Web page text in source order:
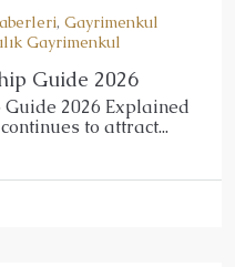
, Gayrimenkul
Gayrimenkul
Guide 2026
2026 Explained
to attract...